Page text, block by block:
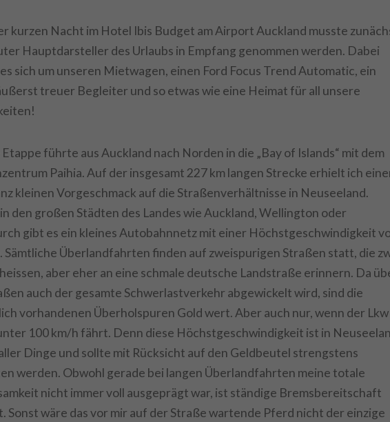
kurzen Nacht im Hotel Ibis Budget am Airport Auckland musste
Hauptdarsteller des Urlaubs in Empfang genommen werden. Dabei
sich um unseren Mietwagen, einen Ford Focus Trend Automatic, ein
treuer Begleiter und so etwas wie eine Heimat für all unsere
führte aus Auckland nach Norden in die „Bay of Islands“ mit dem
Paihia. Auf der insgesamt 227 km langen Strecke erhielt ich
kleinen Vorgeschmack auf die Straßenverhältnisse in Neuseeland.
den großen Städten des Landes wie Auckland, Wellington oder
gibt es ein kleines Autobahnnetz mit einer Höchstgeschwindigkeit
Sämtliche Überlandfahrten finden auf zweispurigen Straßen statt, die
aber eher an eine schmale deutsche Landstraße erinnern. Da
auch der gesamte Schwerlastverkehr abgewickelt wird, sind die
vorhandenen Überholspuren Gold wert. Aber auch nur, wenn der Lkw
100 km/h fährt. Denn diese Höchstgeschwindigkeit ist in
Dinge und sollte mit Rücksicht auf den Geldbeutel strengstens
werden. Obwohl gerade bei langen Überlandfahrten meine totale
nicht immer voll ausgeprägt war, ist ständige Bremsbereitschaft
Sonst wäre das vor mir auf der Straße wartende Pferd nicht der einzige